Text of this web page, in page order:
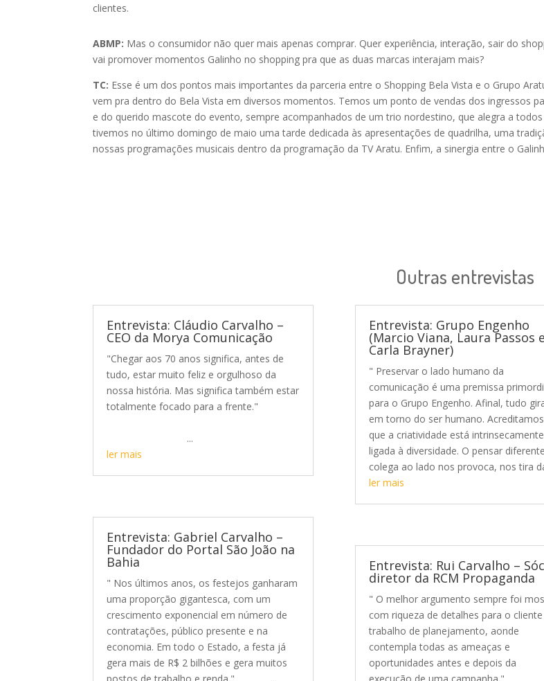
clientes.
ABMP: Mas o consumidor não quer mais apenas comprar. Quer experiência, interação, sair do
vai promover momentos Galinho no shopping pra que as duas marcas interajam mais?
TC: Esse é um dos pontos mais importantes da parceria entre o Shopping Bela Vista e o Grupo
vem pra dentro do Bela Vista em diversos momentos. Temos um ponto de vendas dos ingressos
e do querido mascote do evento, sempre acompanhados de um trio nordestino, que alegra a
tivemos no último domingo de maio uma tarde dedicada às apresentações de quadrilha, uma
nossas programações musicais dentro da programação da TV Aratu. Enfim, a sinergia entre o
Outras entrevistas
Entrevista: Cláudio Carvalho –
CEO da Morya Comunicação
"Chegar aos 70 anos significa, antes de
tudo, estar muito feliz e orgulhoso da
nossa história. Mas significa também estar
totalmente focado para a frente."
...
ler mais
Entrevista: Gabriel Carvalho –
Fundador do Portal São João na
Bahia
" Nos últimos anos, os festejos ganharam
uma proporção gigantesca, com um
crescimento exponencial em número de
contratações, público presente e na
economia. Em todo o Estado, a festa já
gera mais de R$ 2 bilhões e gera muitos
Entrevista: Grupo Engenho
(Marcio Viana, Laura Passos e
Carla Brayner)
" Preservar o lado humano da
comunicação é uma premissa
para o Grupo Engenho. Afinal, tudo
em torno do ser humano. Acreditamos
que a criatividade está intrinsecamente
ligada à diversidade. O pensar
colega ao lado nos provoca, nos tira
ler mais
Entrevista: Rui Carvalho –
diretor da RCM Propaganda
" O melhor argumento sempre foi
com riqueza de detalhes para o
trabalho de planejamento, aonde
contempla todas as ameaças e
oportunidades antes e depois da